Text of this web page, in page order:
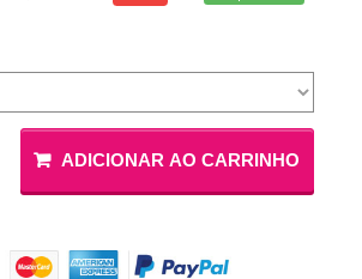
ADICIONAR AO CARRINHO